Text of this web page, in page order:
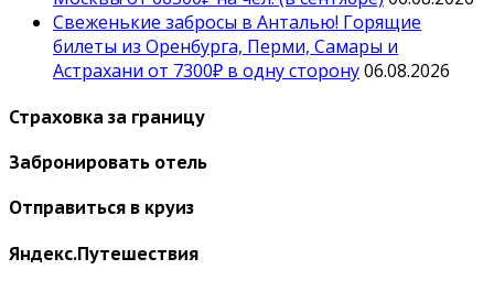
Свеженькие забросы в Анталью! Горящие
билеты из Оренбурга, Перми, Самары и
Астрахани от 7300₽ в одну сторону06.08.2026
Страховка за границу
Забронировать отель
Отправиться в круиз
Яндекс.Путешествия